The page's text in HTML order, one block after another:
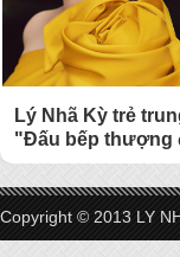
Lý Nhã Kỳ trẻ
"Đấu bếp thượng
Copyright © 2013 LY